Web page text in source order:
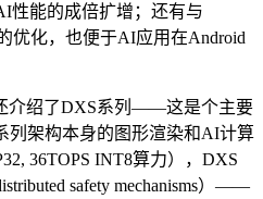
性能的成倍扩增；还有与
优化，也便于AI应用在Android
介绍了DXS系列——这是个主要
列架构本身的图形渲染和AI计算
36TOPS INT8算力），DXS
safety mechanisms）——